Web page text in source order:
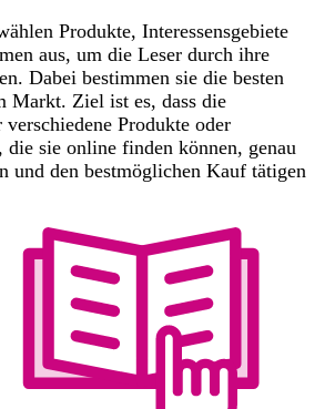
Produkte, Interessensgebiete
aus, um die Leser durch ihre
Dabei bestimmen sie die besten
Markt. Ziel ist es, dass die
verschiedene Produkte oder
die sie online finden können, genau
und den bestmöglichen Kauf tätigen